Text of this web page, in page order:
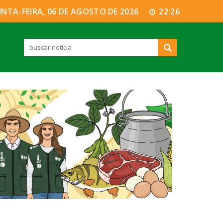
FEIRA, 06 DE AGOSTO DE 2026 22:26